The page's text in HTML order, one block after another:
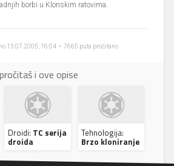
borbi u Klonskim ratovima.
13.07.2005, 16:04 • 7665 puta pročitano
i ove opise
Droidi: TC serija
droida
Tehnologija:
Brzo kloniranje